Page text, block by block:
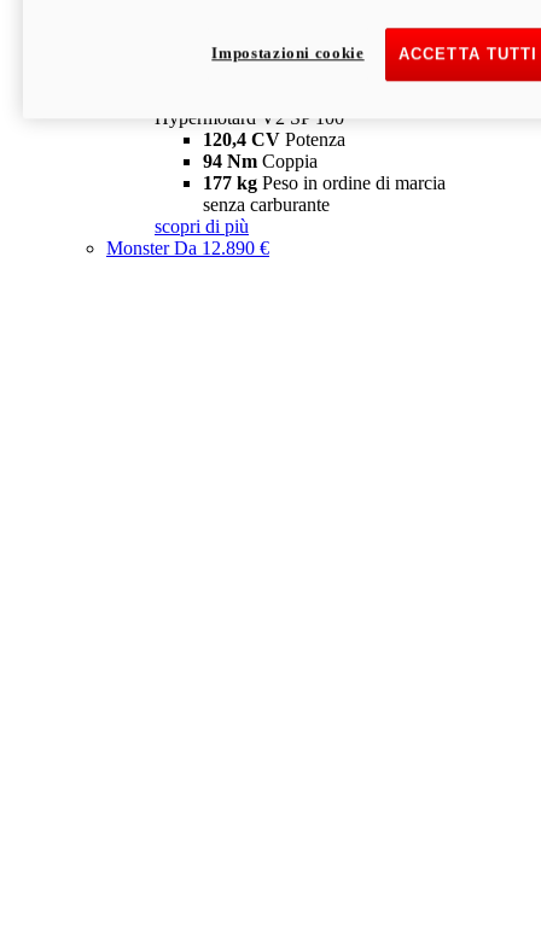
Depotenziata 35 kW: 18.890 € i
configura scopri di più
Hypermotard V2 SP 100
120,4 CV Potenza
94 Nm Coppia
177 kg Peso in ordine di marcia
senza carburante
scopri di più
MonsterDa 12.890 €
ACCETTA
Impostazioni cookie